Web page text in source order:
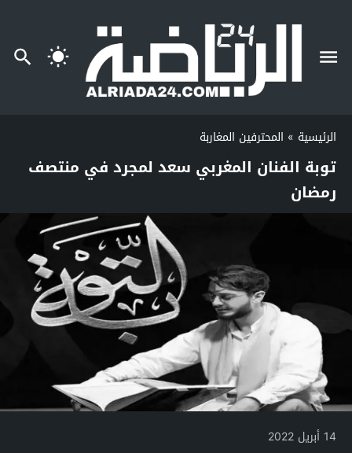
الرئيسية » المحترفين المغاربة
توبة الفنان المغربي سعد لمجرد في منتصف
رمضان
14 أبريل 2022